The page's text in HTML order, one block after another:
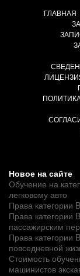
ГЛАВНАЯ
Новое на сайте
Обучение на
легковому авто
Права категории
Права категории
пассажирским
Права категории
повседневной
Стоимость
машинистов